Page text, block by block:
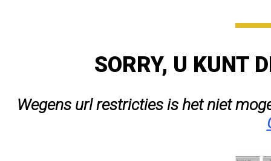
SORRY, U KUNT
Wegens url restricties is het niet